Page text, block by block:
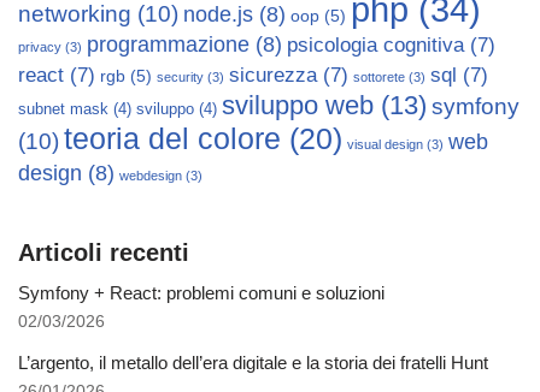
networking (10) node.js (8) oop (5) php (34)
privacy (3) programmazione (8) psicologia cognitiva(7)
react (7) rgb (5) security (3) sicurezza(7) sottorete (3) sql (7)
subnet mask (4) sviluppo (4) sviluppo web (13) symfony
(10)teoria del colore (20) visual design (3) web
design (8) webdesign (3)
Articoli recenti
Symfony + React: problemi comuni e soluzioni
02/03/2026
L’argento, il metallo dell’era digitale e la storia dei fratelli Hunt